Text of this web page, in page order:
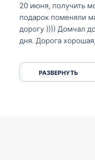
20 июня, получить
подарок поменяли
дорогу )))) Домчал
дня. Дорога
серпантинах по пути
РАЗВЕРНУТЬ